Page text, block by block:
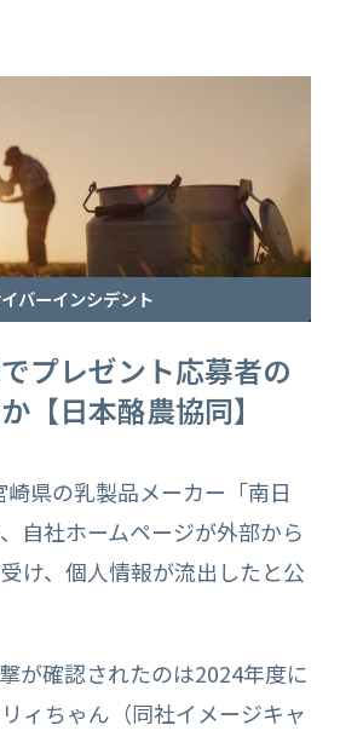
バーインシデント
プレゼント応募者の
【日本酪農協同】
県の乳製品メーカー「南日
自社ホームページが外部から
け、個人情報が流出したと公
が確認されたのは2024年度に
ィちゃん（同社イメージキャ